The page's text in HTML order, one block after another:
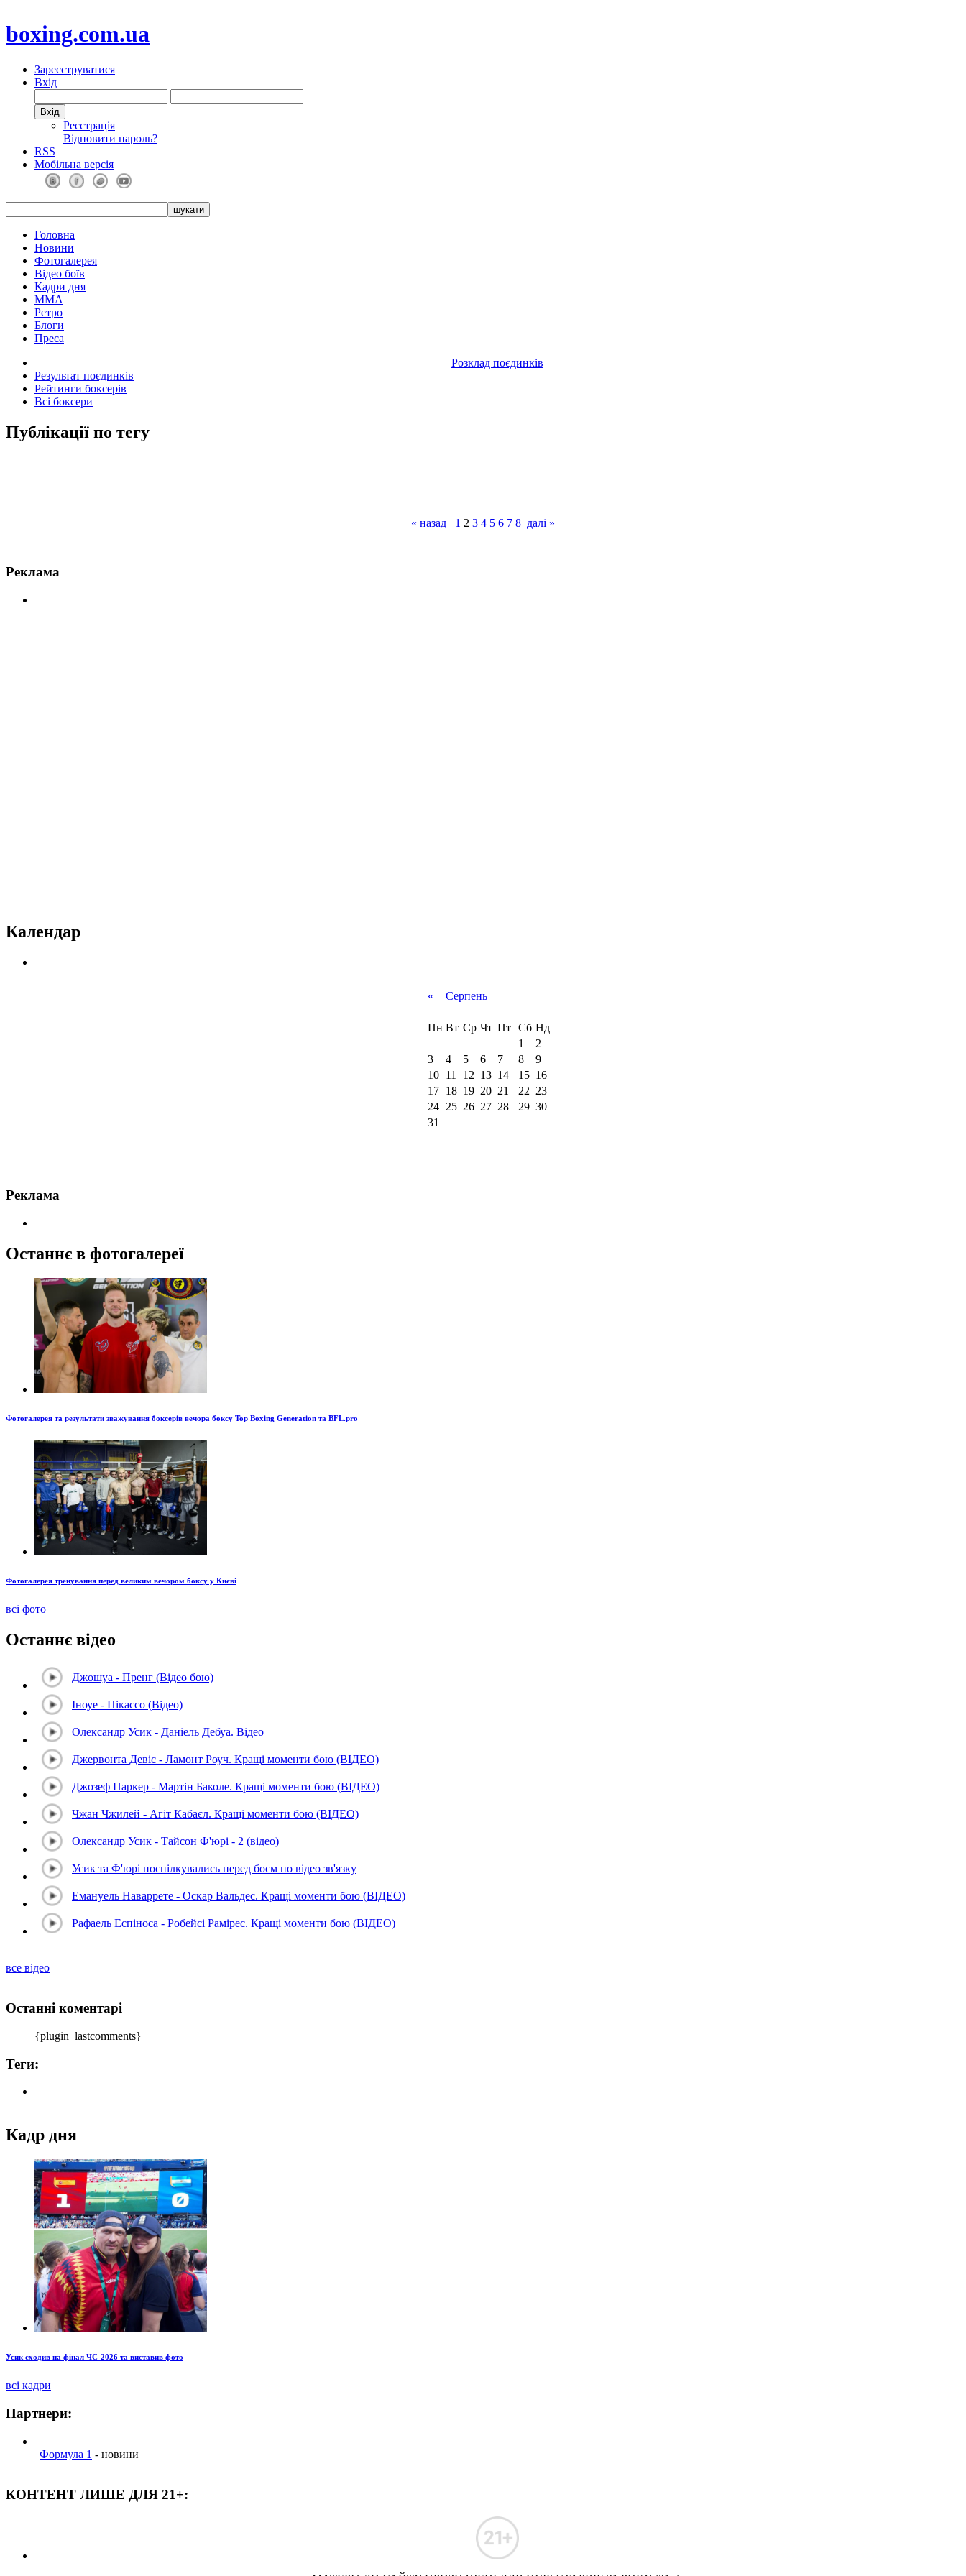
boxing.com.ua
Зареєструватися
Вхід
Реєстрація
Відновити пароль?
RSS
Мобільна версія
Головна
Новини
Фотогалерея
Відео боїв
Кадри дня
ММА
Ретро
Блоги
Преса
Розклад поєдинків
Результат поєдинків
Рейтинги боксерів
Всі боксери
Публікації по тегу
« назад 1 2 3 4 5 6 7 8 далі »
Реклама
Календар
« Серпень
Пн Вт Ср Чт Пт Сб Нд
1
2
3
4 5 6 7 8
9
10
11 12 13 14 15 16
17
18 19 20 21 22 23
24
25 26 27 28 29 30
31
Реклама
Останнє в фотогалереї
Фотогалерея та результати зважування боксерів вечора боксу Top Boxing Generation та BFL.pro
Фотогалерея тренування перед великим вечором боксу у Києві
всі фото
Останнє відео
Джошуа - Пренг (Відео бою)
Іноуе - Пікассо (Відео)
Олександр Усик - Даніель Дебуа. Відео
Джервонта Девіс - Ламонт Роуч. Кращі моменти бою (ВІДЕО)
Джозеф Паркер - Мартін Баколе. Кращі моменти бою (ВІДЕО)
Чжан Чжилей - Агіт Кабаєл. Кращі моменти бою (ВІДЕО)
Олександр Усик - Тайсон Ф'юрі - 2 (відео)
Усик та Ф'юрі поспілкувались перед боєм по відео зв'язку
Емануель Наваррете - Оскар Вальдес. Кращі моменти бою (ВІДЕО)
Рафаель Еспіноса - Робейсі Рамірес. Кращі моменти бою (ВІДЕО)
все відео
Останні коментарі
{plugin_lastcomments}
Теги:
Кадр дня
Усик сходив на фінал ЧС-2026 та виставив фото
всі кадри
Партнери:
Формула 1 - новини
КОНТЕНТ ЛИШЕ ДЛЯ 21+: